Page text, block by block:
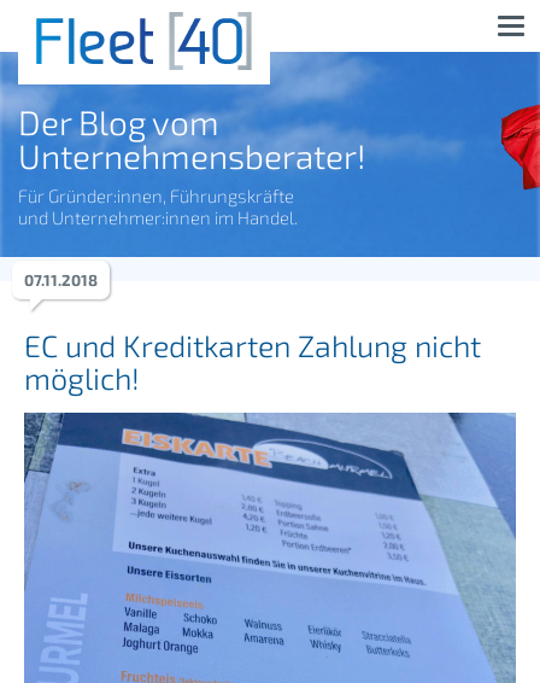
Der Blog vom
Unternehmensberater!
Für Gründer:innen, Führungskräfte
und Unternehmer:innen im Handel.
EC und Kreditkarten Zahlung nicht
möglich!
07.11.2018